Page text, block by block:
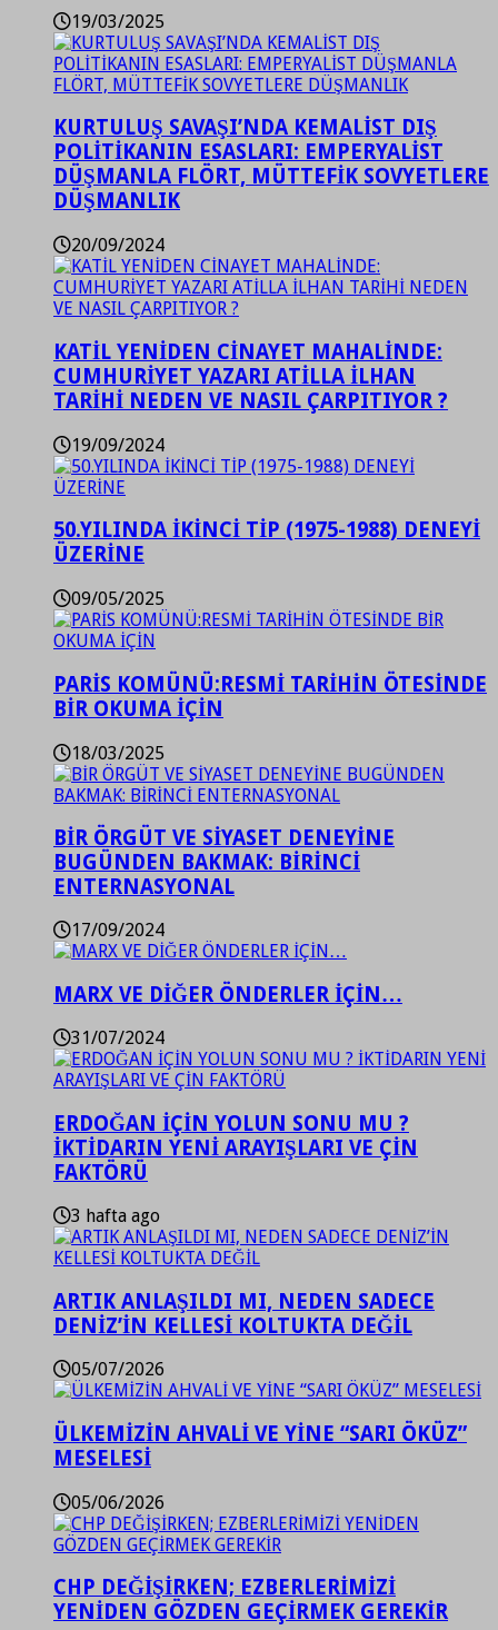
19/03/2025
KURTULUŞ SAVAŞI’NDA KEMALİST DIŞ
POLİTİKANIN ESASLARI: EMPERYALİST
DÜŞMANLA FLÖRT, MÜTTEFİK SOVYETLERE
DÜŞMANLIK
20/09/2024
KATİL YENİDEN CİNAYET MAHALİNDE:
CUMHURİYET YAZARI ATİLLA İLHAN
TARİHİ NEDEN VE NASIL ÇARPITIYOR ?
19/09/2024
50.YILINDA İKİNCİ TİP (1975-1988) DENEYİ
ÜZERİNE
09/05/2025
PARİS KOMÜNÜ:RESMİ TARİHİN ÖTESİNDE
BİR OKUMA İÇİN
18/03/2025
BİR ÖRGÜT VE SİYASET DENEYİNE
BUGÜNDEN BAKMAK: BİRİNCİ
ENTERNASYONAL
17/09/2024
MARX VE DİĞER ÖNDERLER İÇİN…
31/07/2024
ERDOĞAN İÇİN YOLUN SONU MU ?
İKTİDARIN YENİ ARAYIŞLARI VE ÇİN
FAKTÖRÜ
3 hafta ago
ARTIK ANLAŞILDI MI, NEDEN SADECE
DENİZ’İN KELLESİ KOLTUKTA DEĞİL
05/07/2026
ÜLKEMİZİN AHVALİ VE YİNE “SARI ÖKÜZ”
MESELESİ
05/06/2026
CHP DEĞİŞİRKEN; EZBERLERİMİZİ
YENİDEN GÖZDEN GEÇİRMEK GEREKİR